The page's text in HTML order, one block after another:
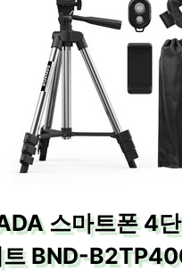
스마트폰 4
트 BND-